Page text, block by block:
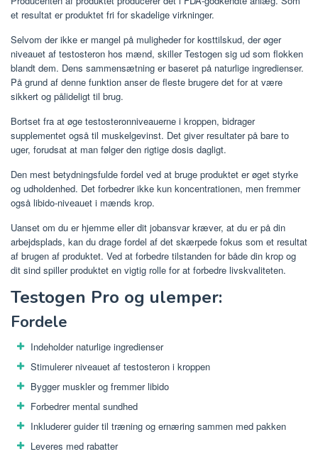
et resultat er produktet fri for skadelige virkninger.
Selvom der ikke er mangel på muligheder for kosttilskud, der øger
niveauet af testosteron hos mænd, skiller Testogen sig ud som flokken
blandt dem. Dens sammensætning er baseret på naturlige ingredienser.
På grund af denne funktion anser de fleste brugere det for at være
sikkert og pålideligt til brug.
Bortset fra at øge testosteronniveauerne i kroppen, bidrager
supplementet også til muskelgevinst. Det giver resultater på bare to
uger, forudsat at man følger den rigtige dosis dagligt.
Den mest betydningsfulde fordel ved at bruge produktet er øget styrke
og udholdenhed. Det forbedrer ikke kun koncentrationen, men fremmer
også libido-niveauet i mænds krop.
Uanset om du er hjemme eller dit jobansvar kræver, at du er på din
arbejdsplads, kan du drage fordel af det skærpede fokus som et resultat
af brugen af ​​produktet. Ved at forbedre tilstanden for både din krop og
dit sind spiller produktet en vigtig rolle for at forbedre livskvaliteten.
Testogen Pro og ulemper:
Fordele
Indeholder naturlige ingredienser
Stimulerer niveauet af testosteron i kroppen
Bygger muskler og fremmer libido
Forbedrer mental sundhed
Inkluderer guider til træning og ernæring sammen med pakken
Leveres med rabatter